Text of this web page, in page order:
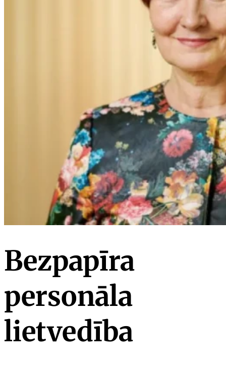
Bezpapīra
personāla
lietvedība